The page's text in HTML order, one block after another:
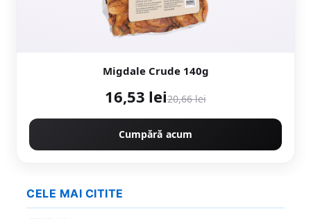
Migdale Crude 140g
16,53 lei20,66 lei
Cumpără acum
CELE MAI CITITE